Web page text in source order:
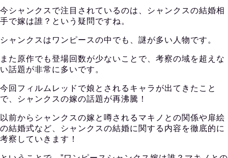
今シャンクスで注目されているのは、シャンクスの結婚相
手で嫁は誰？という疑問ですね。
シャンクスはワンピースの中でも、謎が多い人物です。
また原作でも登場回数が少ないことで、考察の域を超えな
い話題が非常に多いです。
今回フィルムレッドで娘とされるキャラが出てきたこと
で、シャンクスの嫁の話題が再沸騰！
以前からシャンクスの嫁と噂されるマキノとの関係や扉絵
の結婚式など、シャンクスの結婚に関する内容を徹底的に
考察していきます！